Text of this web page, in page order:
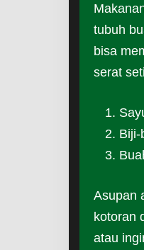
tubuh
bisa
serat
Biji-
Asupan
kotoran
atau